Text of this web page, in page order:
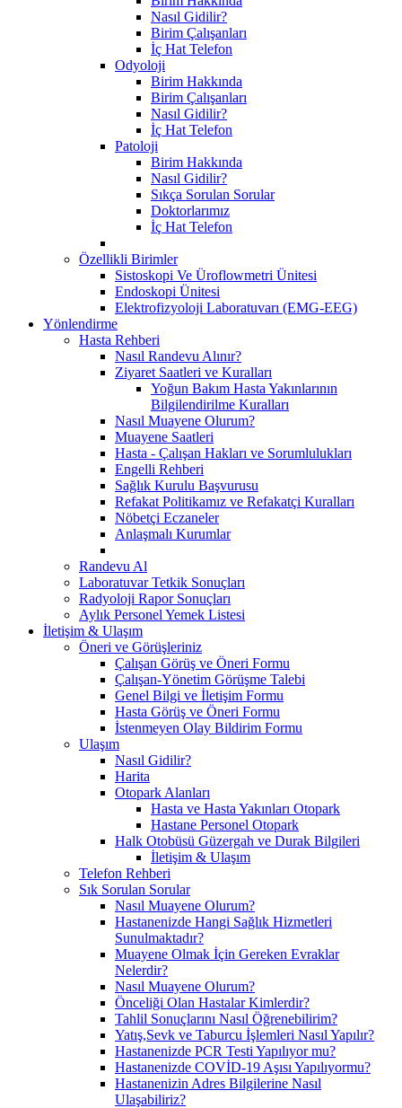
Nasıl Gidilir?
Birim Çalışanları
İç Hat Telefon
Odyoloji
Birim Hakkında
Birim Çalışanları
Nasıl Gidilir?
İç Hat Telefon
Patoloji
Birim Hakkında
Nasıl Gidilir?
Sıkça Sorulan Sorular
Doktorlarımız
İç Hat Telefon
Özellikli Birimler
Sistoskopi Ve Üroflowmetri Ünitesi
Endoskopi Ünitesi
Elektrofizyoloji Laboratuvarı (EMG-EEG)
Yönlendirme
Hasta Rehberi
Nasıl Randevu Alınır?
Ziyaret Saatleri ve Kuralları
Yoğun Bakım Hasta Yakınlarının
Bilgilendirilme Kuralları
Nasıl Muayene Olurum?
Muayene Saatleri
Hasta - Çalışan Hakları ve Sorumlulukları
Engelli Rehberi
Sağlık Kurulu Başvurusu
Refakat Politikamız ve Refakatçi Kuralları
Nöbetçi Eczaneler
Anlaşmalı Kurumlar
Randevu Al
Laboratuvar Tetkik Sonuçları
Radyoloji Rapor Sonuçları
Aylık Personel Yemek Listesi
İletişim & Ulaşım
Öneri ve Görüşleriniz
Çalışan Görüş ve Öneri Formu
Çalışan-Yönetim Görüşme Talebi
Genel Bilgi ve İletişim Formu
Hasta Görüş ve Öneri Formu
İstenmeyen Olay Bildirim Formu
Ulaşım
Nasıl Gidilir?
Harita
Otopark Alanları
Hasta ve Hasta Yakınları Otopark
Hastane Personel Otopark
Halk Otobüsü Güzergah ve Durak Bilgileri
İletişim & Ulaşım
Telefon Rehberi
Sık Sorulan Sorular
Nasıl Muayene Olurum?
Hastanenizde Hangi Sağlık Hizmetleri
Sunulmaktadır?
Muayene Olmak İçin Gereken Evraklar
Nelerdir?
Nasıl Muayene Olurum?
Önceliği Olan Hastalar Kimlerdir?
Tahlil Sonuçlarını Nasıl Öğrenebilirim?
Yatış,Sevk ve Taburcu İşlemleri Nasıl Yapılır?
Hastanenizde PCR Testi Yapılıyor mu?
Hastanenizde COVİD-19 Aşısı Yapılıyormu?
Hastanenizin Adres Bilgilerine Nasıl
Ulaşabiliriz?